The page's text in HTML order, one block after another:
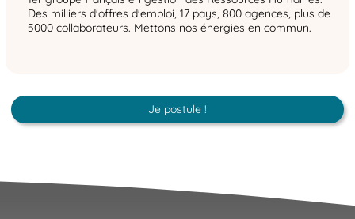
Des milliers d'offres d'emploi, 17 pays, 800 agences, plus de
5000 collaborateurs. Mettons nos énergies en commun.
Je postule !